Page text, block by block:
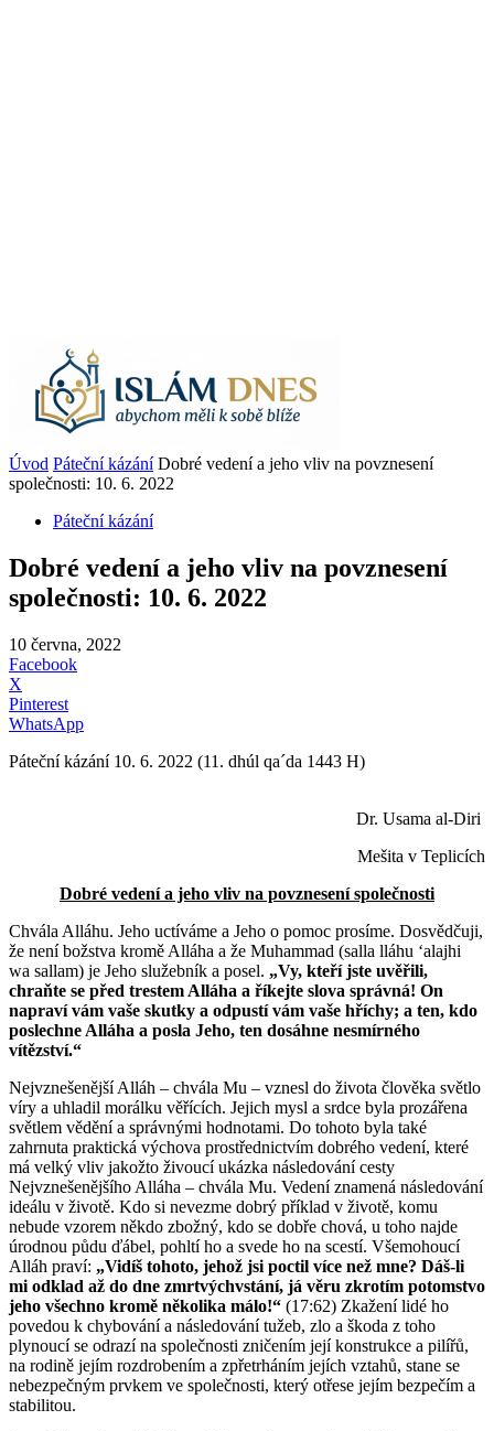
Úvod Páteční kázání Dobré vedení a jeho vliv na povznesení
společnosti: 10. 6. 2022
Páteční kázání
Dobré vedení a jeho vliv na povznesení
společnosti: 10. 6. 2022
10 června, 2022
Facebook
X
Pinterest
WhatsApp
Páteční kázání 10. 6. 2022 (11. dhúl qa´da 1443 H)
Dr. Usama al-Diri
Mešita v Teplicích
Dobré vedení a jeho vliv na povznesení společnosti
Chvála Alláhu. Jeho uctíváme a Jeho o pomoc prosíme. Dosvědčuji,
že není božstva kromě Alláha a že Muhammad (salla lláhu ʻalajhi
wa sallam) je Jeho služebník a posel. „Vy, kteří jste uvěřili,
chraňte se před trestem Alláha a říkejte slova správná! On
napraví vám vaše skutky a odpustí vám vaše hříchy; a ten, kdo
poslechne Alláha a posla Jeho, ten dosáhne nesmírného
vítězství.“
Nejvznešenější Alláh – chvála Mu – vznesl do života člověka světlo
víry a uhladil morálku věřících. Jejich mysl a srdce byla prozářena
světlem vědění a správnými hodnotami. Do tohoto byla také
zahrnuta praktická výchova prostřednictvím dobrého vedení, které
má velký vliv jakožto živoucí ukázka následování cesty
Nejvznešenějšího Alláha – chvála Mu. Vedení znamená následování
ideálu v životě. Kdo si nevezme dobrý příklad v životě, komu
nebude vzorem někdo zbožný, kdo se dobře chová, u toho najde
úrodnou půdu ďábel, pohltí ho a svede ho na scestí. Všemohoucí
Alláh praví: „Vidíš tohoto, jehož jsi poctil více než mne? Dáš-li
mi odklad až do dne zmrtvýchvstání, já věru zkrotím potomstvo
jeho všechno kromě několika málo!“ (17:62) Zkažení lidé ho
povedou k chybování a následování tužeb, zlo a škoda z toho
plynoucí se odrazí na společnosti zničením její konstrukce a pilířů,
na rodině jejím rozdrobením a zpřetrháním jejích vztahů, stane se
nebezpečným prvkem ve společnosti, který otřese jejím bezpečím a
stabilitou.